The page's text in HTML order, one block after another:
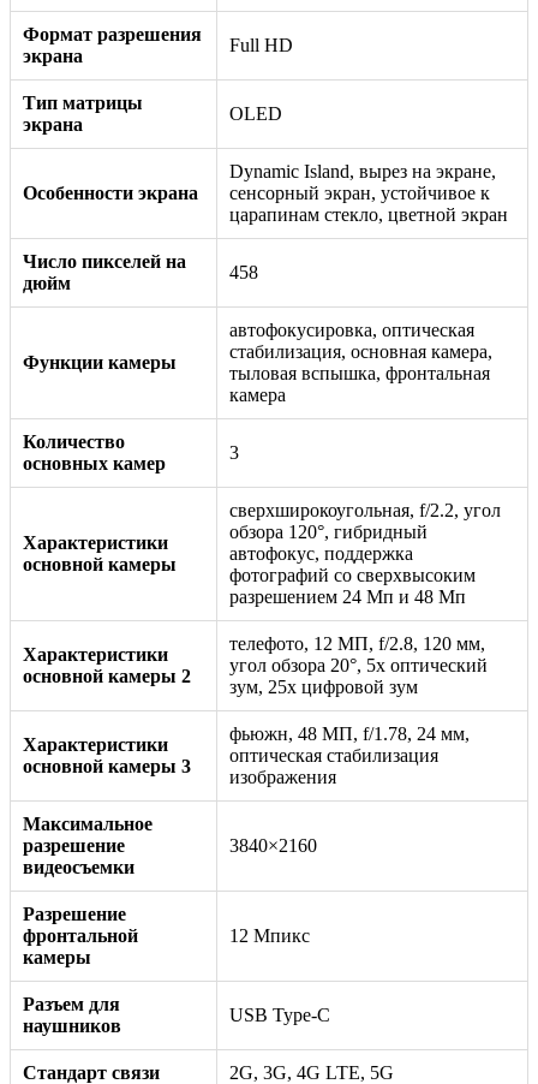
Формат разрешения
экрана
Full HD
Тип матрицы
экрана
OLED
Особенности экрана
Dynamic Island, вырез на экране,
сенсорный экран, устойчивое к
царапинам стекло, цветной экран
Число пикселей на
дюйм
458
Функции камеры
автофокусировка, оптическая
стабилизация, основная камера,
тыловая вспышка, фронтальная
камера
Количество
основных камер
3
Характеристики
основной камеры
сверхширокоугольная, f/2.2, угол
обзора 120°, гибридный
автофокус, поддержка
фотографий со сверхвысоким
разрешением 24 Мп и 48 Мп
Характеристики
основной камеры 2
телефото, 12 МП, f/2.8, 120 мм,
угол обзора 20°, 5x оптический
зум, 25x цифровой зум
Характеристики
основной камеры 3
фьюжн, 48 МП, f/1.78, 24 мм,
оптическая стабилизация
изображения
Максимальное
разрешение
видеосъемки
3840×2160
Разрешение
фронтальной
камеры
12 Мпикс
Разъем для
наушников
USB Type-C
Стандарт связи 2G, 3G, 4G LTE, 5G